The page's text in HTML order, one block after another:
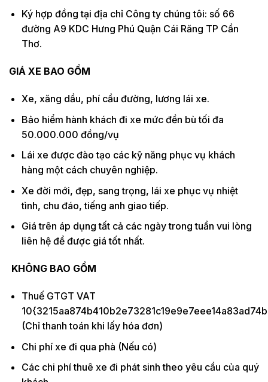
Ký hợp đồng tại địa chỉ Công ty chúng tôi: số 66
đường A9 KDC Hưng Phú Quận Cái Răng TP Cần
Thơ.
GIÁ XE BAO GỒM
Xe, xăng dầu, phí cầu đường, lương lái xe.
Bảo hiểm hành khách đi xe mức đền bù tối đa
50.000.000 đồng/vụ
Lái xe được đào tạo các kỹ năng phục vụ khách
hàng một cách chuyên nghiệp.
Xe đời mới, đẹp, sang trọng, lái xe phục vụ nhiệt
tình, chu đáo, tiếng anh giao tiếp.
Giá trên áp dụng tất cả các ngày trong tuần vui lòng
liên hệ để được giá tốt nhất.
KHÔNG BAO GỒM
Thuế GTGT VAT
(Chỉ thanh toán khi lấy hóa đơn)
Chi phí xe đi qua phà (Nếu có)
Các chi phí thuê xe đi phát sinh theo yêu cầu của quý